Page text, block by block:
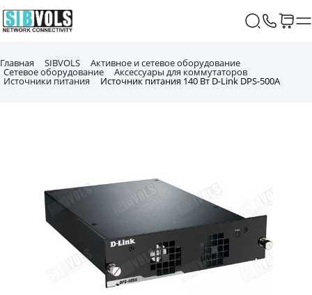
Главная SIBVOLS Активное и сетевое оборудование
Сетевое оборудование Аксессуары для коммутаторов
Источники питания Источник питания 140 Вт D-Link DPS-500A